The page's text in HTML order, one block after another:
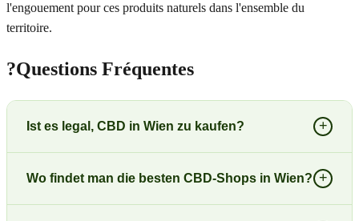
l'engouement pour ces produits naturels dans l'ensemble du
territoire.
?Questions Fréquentes
Ist es legal, CBD in Wien zu kaufen? +
Wo findet man die besten CBD-Shops in Wien? +